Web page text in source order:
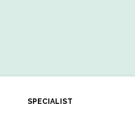
SPECIALIST